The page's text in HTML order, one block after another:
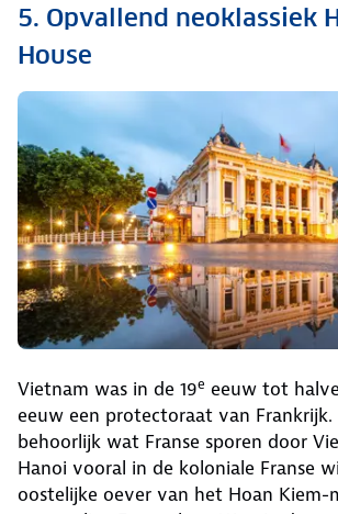
5. Opvallend neoklassiek
House
Vietnam was in de 19e eeuw tot
eeuw een protectoraat van
behoorlijk wat Franse sporen door
Hanoi vooral in de koloniale Franse
oostelijke oever van het Hoan Kiem-